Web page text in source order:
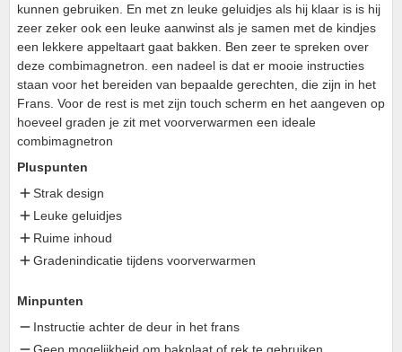
kunnen gebruiken. En met zn leuke geluidjes als hij klaar is is hij
zeer zeker ook een leuke aanwinst als je samen met de kindjes
een lekkere appeltaart gaat bakken. Ben zeer te spreken over
deze combimagnetron. een nadeel is dat er mooie instructies
staan voor het bereiden van bepaalde gerechten, die zijn in het
Frans. Voor de rest is met zijn touch scherm en het aangeven op
hoeveel graden je zit met voorverwarmen een ideale
combimagnetron
Pluspunten
Strak design
Leuke geluidjes
Ruime inhoud
Gradenindicatie tijdens voorverwarmen
Minpunten
Instructie achter de deur in het frans
Geen mogelijkheid om bakplaat of rek te gebruiken